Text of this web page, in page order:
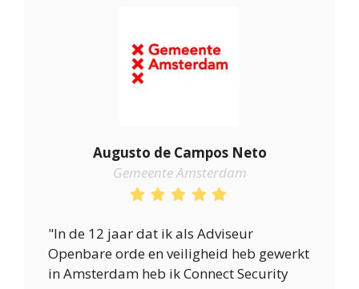
Augusto de Campos Neto
Gemeente Amsterdam
"In de 12 jaar dat ik als Adviseur
Openbare orde en veiligheid heb gewerkt
in Amsterdam heb ik Connect Security